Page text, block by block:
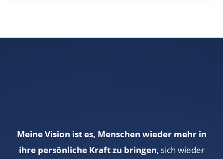
Meine Vision ist es, Menschen wieder mehr in
ihre persönliche Kraft zu bringen, sich wieder